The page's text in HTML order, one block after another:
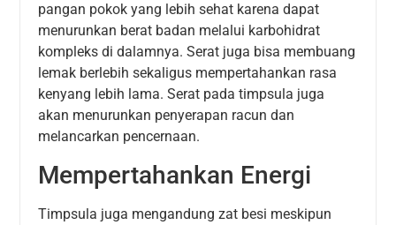
pangan pokok yang lebih sehat karena dapat
menurunkan berat badan melalui karbohidrat
kompleks di dalamnya. Serat juga bisa membuang
lemak berlebih sekaligus mempertahankan rasa
kenyang lebih lama. Serat pada timpsula juga
akan menurunkan penyerapan racun dan
melancarkan pencernaan.
Mempertahankan Energi
Timpsula juga mengandung zat besi meskipun